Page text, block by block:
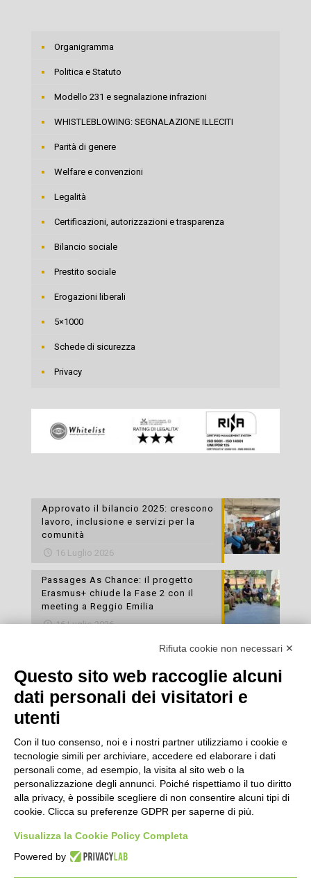
Organigramma
Politica e Statuto
Modello 231 e segnalazione infrazioni
WHISTLEBLOWING: SEGNALAZIONE ILLECITI
Parità di genere
Welfare e convenzioni
Legalità
Certificazioni, autorizzazioni e trasparenza
Bilancio sociale
Prestito sociale
Erogazioni liberali
5×1000
Schede di sicurezza
Privacy
Approvato il bilancio 2025: crescono
lavoro, inclusione e servizi per la
comunità
16 Luglio 2026
Passages As Chance: il progetto
Erasmus+ chiude la Fase 2 con il
meeting a Reggio Emilia
16 Luglio 2026
Esami di laboratorio preventivi
cura della propria salute
16 Luglio 2026
Rifiuta cookie non necessari ✕
Questo sito web raccoglie alcuni
dati personali dei visitatori e
utenti
Con il tuo consenso, noi e i nostri partner utilizziamo i cookie e
tecnologie simili per archiviare, accedere ed elaborare i dati
personali come, ad esempio, la visita al sito web o la
personalizzazione degli annunci. Poiché rispettiamo il tuo diritto
alla privacy, è possibile scegliere di non consentire alcuni tipi di
cookie. Clicca su preferenze GDPR per saperne di più.
Visualizza la Cookie Policy Completa
Powered by